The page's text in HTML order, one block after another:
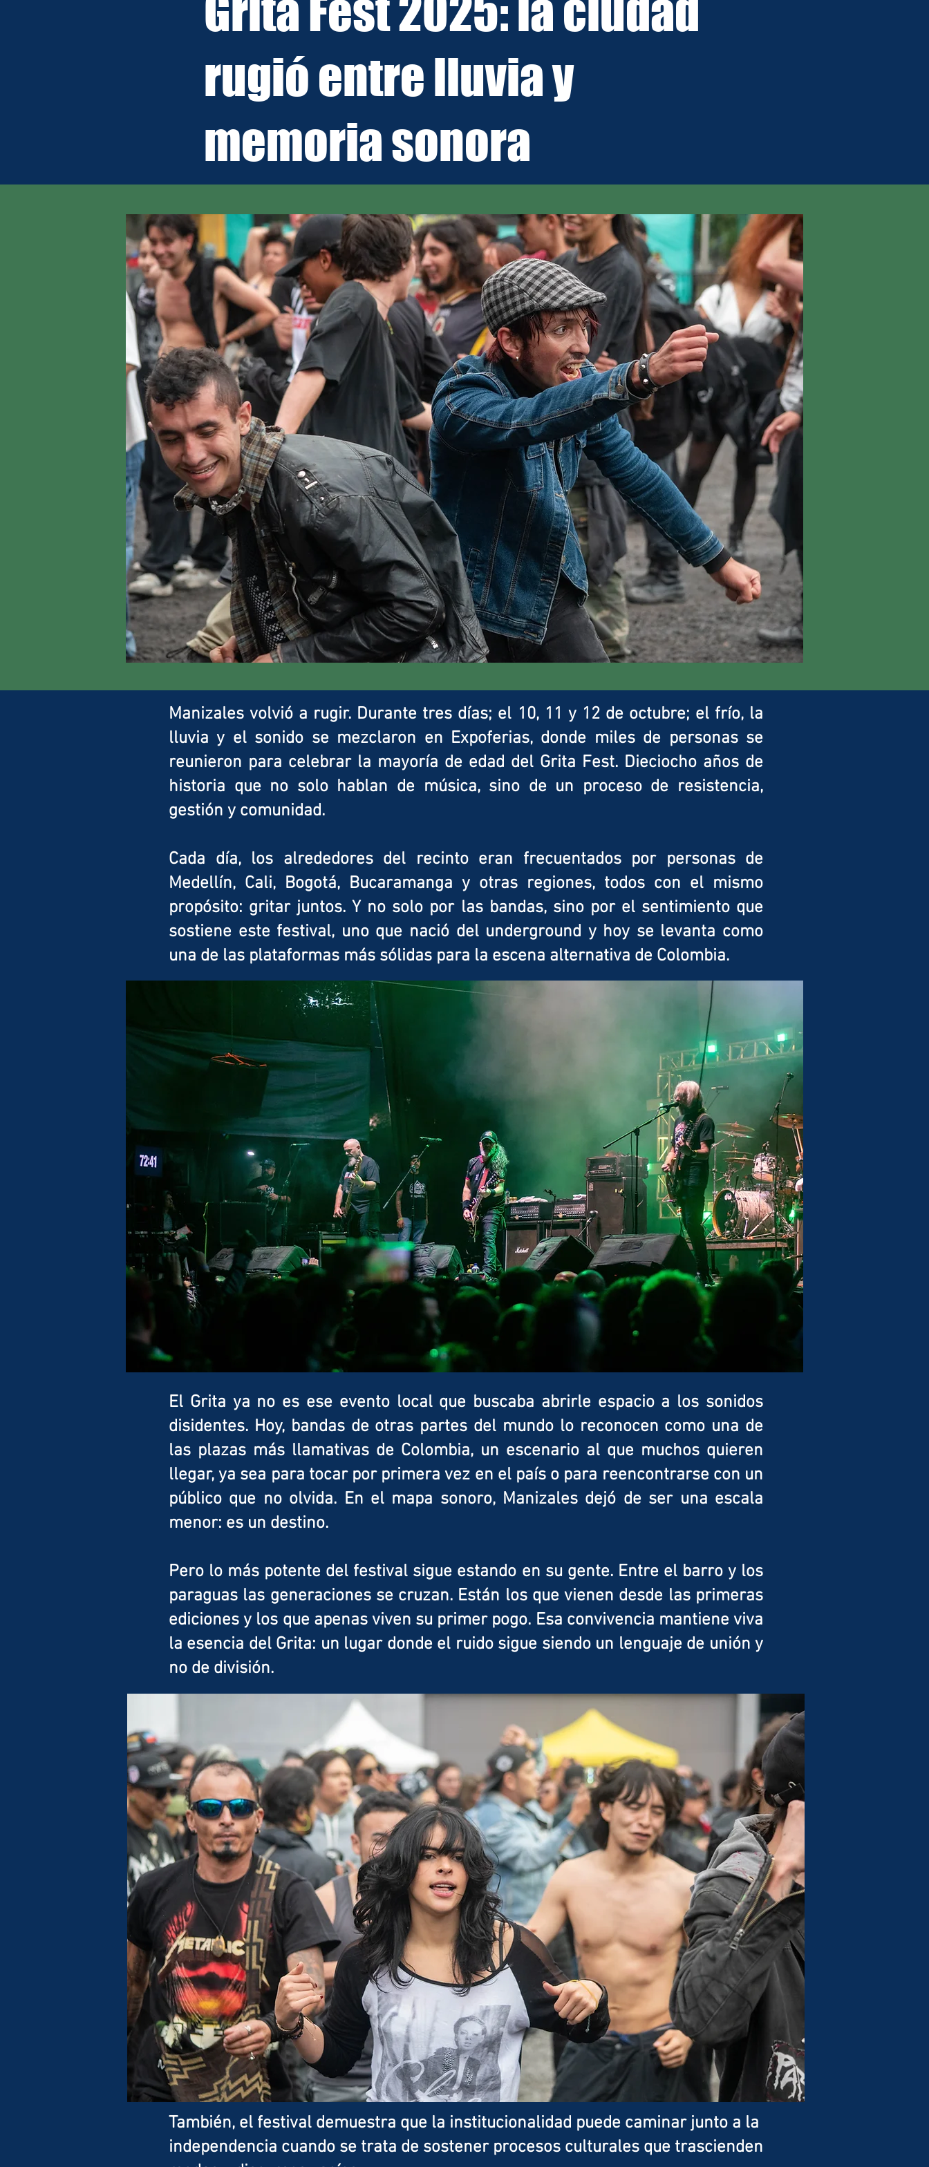
rugió entre lluvia y
memoria sonora
Manizales volvió a rugir. Durante tres días; el 10, 11 y 12 de octubre; el frío, la
lluvia y el sonido se mezclaron en Expoferias, donde miles de personas se
reunieron para celebrar la mayoría de edad del Grita Fest. Dieciocho años de
historia que no solo hablan de música, sino de un proceso de resistencia,
gestión y comunidad.
Cada día, los alrededores del recinto eran frecuentados por personas de
Medellín, Cali, Bogotá, Bucaramanga y otras regiones, todos con el mismo
propósito: gritar juntos. Y no solo por las bandas, sino por el sentimiento que
sostiene este festival, uno que nació del underground y hoy se levanta como
una de las plataformas más sólidas para la escena alternativa de Colombia.
El Grita ya no es ese evento local que buscaba abrirle espacio a los sonidos
disidentes. Hoy, bandas de otras partes del mundo lo reconocen como una de
las plazas más llamativas de Colombia, un escenario al que muchos quieren
llegar, ya sea para tocar por primera vez en el país o para reencontrarse con un
público que no olvida. En el mapa sonoro, Manizales dejó de ser una escala
menor: es un destino.
Pero lo más potente del festival sigue estando en su gente. Entre el barro y los
paraguas las generaciones se cruzan. Están los que vienen desde las primeras
ediciones y los que apenas viven su primer pogo. Esa convivencia mantiene viva
la esencia del Grita: un lugar donde el ruido sigue siendo un lenguaje de unión y
no de división.
También, el festival demuestra que la institucionalidad puede caminar junto a la
independencia cuando se trata de sostener procesos culturales que trascienden